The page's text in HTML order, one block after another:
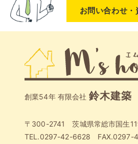
お問い合わせ・
創業54年 有限会社 鈴木建築
〒300-2741 茨城県常総市国生
TEL.0297-42-6628 FAX.0297-